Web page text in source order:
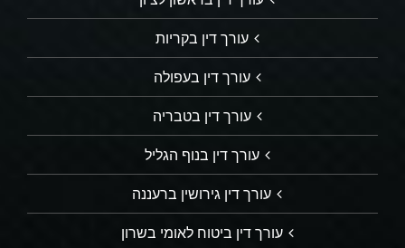
עורך דין בקריות
עורך דין בעפולה
עורך דין בטבריה
עורך דין בנוף הגליל
עורך דין גירושין ברעננה
עורך דין ביטוח לאומי בשרון